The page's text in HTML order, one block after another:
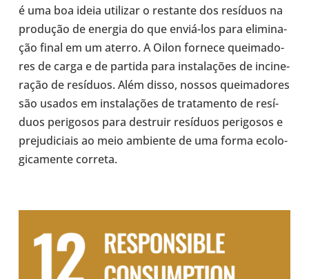
é uma boa ideia uti­li­zar o res­tante dos resí­duos na
pro­du­ção de energia do que enviá-​los para eli­mi­na­
ção final em um aterro. A Oilon fornece quei­ma­do­
res de carga e de partida para ins­ta­la­ções de inci­ne­
ra­ção de resí­duos. Além disso, nossos quei­ma­do­res
são usados em ins­ta­la­ções de tra­ta­mento de resí­
duos peri­go­sos para des­truir resí­duos peri­go­sos e
pre­ju­di­ci­ais ao meio ambi­ente de uma forma eco­lo­
gi­ca­mente correta.